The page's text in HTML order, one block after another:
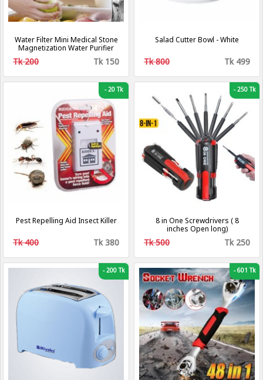
Water Filter Mini Medical Stone
Magnetization Water Purifier
Tk 200 Tk 150
Salad Cutter Bowl - White
Tk 800 Tk 499
-20 Tk
Pest Repelling Aid Insect Killer
Tk 400 Tk 380
-250 Tk
8 in One Screwdrivers ( 8
inches Open long)
Tk 500 Tk 250
-200 Tk -601 Tk